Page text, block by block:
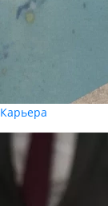
Карьера